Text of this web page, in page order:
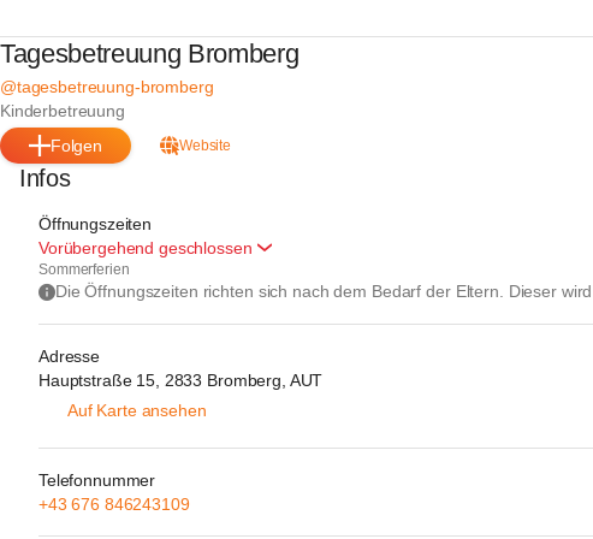
Tagesbetreuung Bromberg
@tagesbetreuung-bromberg
Kinderbetreuung
Folgen
Website
Infos
Öffnungszeiten
Vorübergehend geschlossen
Sommerferien
Die Öffnungszeiten richten sich nach dem Bedarf der Eltern. Dieser
Adresse
Hauptstraße 15, 2833 Bromberg, AUT
Auf Karte ansehen
Telefonnummer
+43 676 846243109